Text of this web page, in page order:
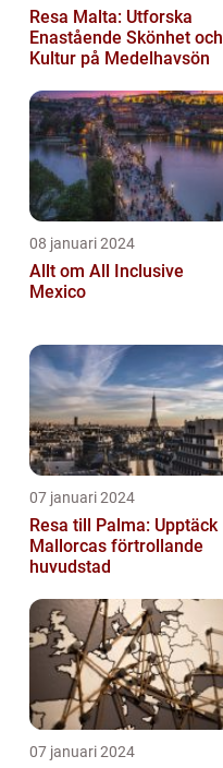
Resa Malta: Utforska
Enastående Skönhet och
Kultur på Medelhavsön
08 januari 2024
Allt om All Inclusive
Mexico
07 januari 2024
Resa till Palma: Upptäck
Mallorcas förtrollande
huvudstad
07 januari 2024